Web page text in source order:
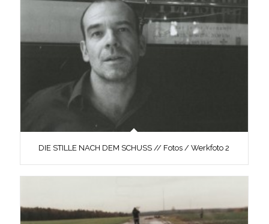
DIE STILLE NACH DEM SCHUSS // Fotos / Werkfoto 2